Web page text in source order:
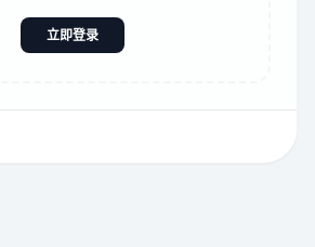
立即登录